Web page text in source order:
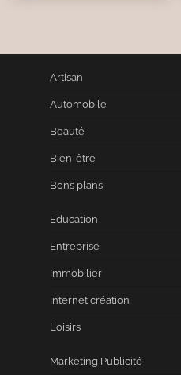
Artisan
Automobile
Beauté
Bien-être
Bons plans
Education
Entreprise
Immobilier
Internet création
Loisirs
Marketing Publicité